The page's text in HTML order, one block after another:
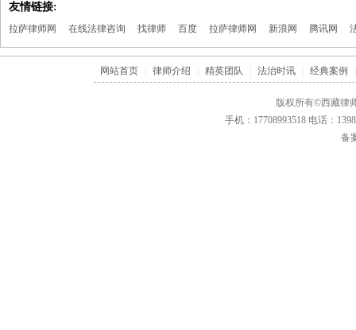
友情链接:
拉萨律师网 在线法律咨询 找律师 百度 拉萨律师网 新浪网 腾讯网
网站首页 律师介绍 精英团队 法治时讯 经典案例
版权所有©西藏律
手机：17708993518 电话：
备